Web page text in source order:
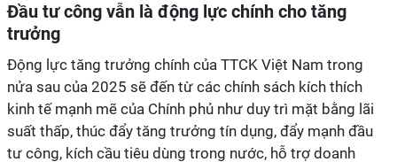
Đầu tư công vẫn là động lực chính cho tăng
trưởng
Động lực tăng trưởng chính của TTCK Việt Nam trong
nửa sau của 2025 sẽ đến từ các chính sách kích thích
kinh tế mạnh mẽ của Chính phủ như duy trì mặt bằng lãi
suất thấp, thúc đẩy tăng trưởng tín dụng, đẩy mạnh đầu
tư công, kích cầu tiêu dùng trong nước, hỗ trợ doanh